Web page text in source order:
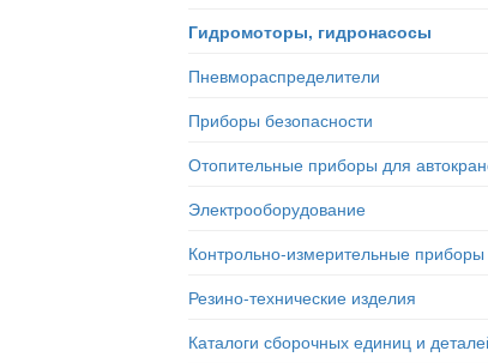
Гидромоторы, гидронасосы
Пневмораспределители
Приборы безопасности
Отопительные приборы для
Электрооборудование
Контрольно-измерительные приборы
Резино-технические изделия
Каталоги сборочных единиц и